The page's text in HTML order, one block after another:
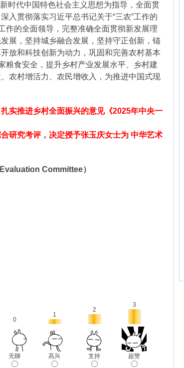
时代中国特色社会主义思想为指导，全面贯
入贯彻落实习近平总书记关于“三农”工作的
作的全面领导，完整准确全面贯彻新发展理
展，坚持城乡融合发展，坚持守正创新，锚
放和科技创新为动力，巩固和完善农村基本
粮食安全，提升乡村产业发展水平、乡村建
农村增活力、农民增收入，为推进中国式现
实推进乡村全面振兴的意见《2025年中央一
研究考评，决定授予张玉庆女士为 中华艺术
Committee）
0
无聊
1
高兴
2
支持
3
超赞